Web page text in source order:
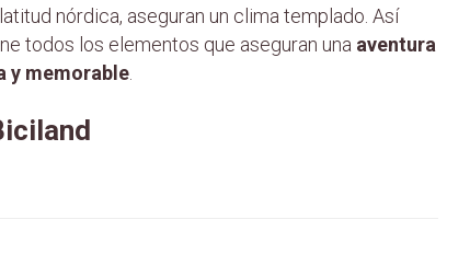
nórdica, aseguran un clima templado. Así
todos los elementos que aseguran una aventura
y memorable